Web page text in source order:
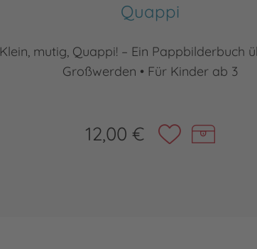
Quappi
Klein, mutig, Quappi! – Ein Pappbilderbuch
Großwerden • Für Kinder ab 3
12,00 €